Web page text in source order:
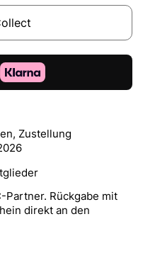
Zustellung
Partner. Rückgabe mit
direkt an den